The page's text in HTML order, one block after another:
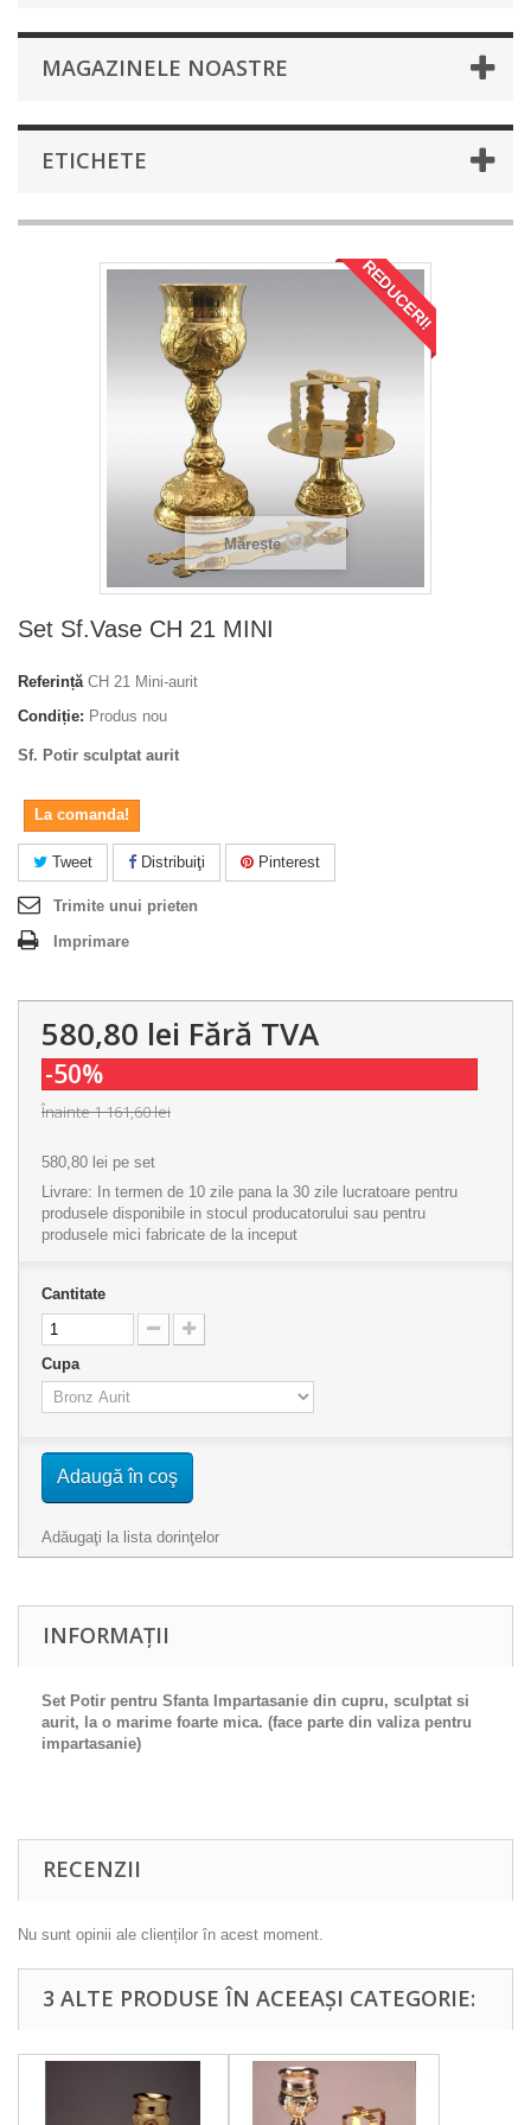
MAGAZINELE NOASTRE
ETICHETE
REDUCERI!
Mărește
Set Sf.Vase CH 21 MINI
Referință CH 21 Mini-aurit
Condiție: Produs nou
Sf. Potir sculptat aurit
La comanda!
Tweet Distribuiţi Pinterest
Trimite unui prieten
Imprimare
580,80 lei Fără TVA
-50%
Înainte1 161,60 lei
580,80 lei pe set
Livrare: In termen de 10 zile pana la 30 zile lucratoare pentru
produsele disponibile in stocul producatorului sau pentru
produsele mici fabricate de la inceput
Cantitate
Cupa
Adaugă în coş
Adăugaţi la lista dorinţelor
INFORMAȚII
Set Potir pentru Sfanta Impartasanie din cupru, sculptat si
aurit, la o marime foarte mica. (face parte din valiza pentru
impartasanie)
RECENZII
Nu sunt opinii ale clienților în acest moment.
3 ALTE PRODUSE ÎN ACEEAȘI CATEGORIE: